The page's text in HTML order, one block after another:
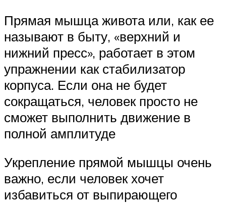
Прямая мышца живота или, как ее
называют в быту, «верхний и
нижний пресс», работает в этом
упражнении как стабилизатор
корпуса. Если она не будет
сокращаться, человек просто не
сможет выполнить движение в
полной амплитуде
Укрепление прямой мышцы очень
важно, если человек хочет
избавиться от выпирающего